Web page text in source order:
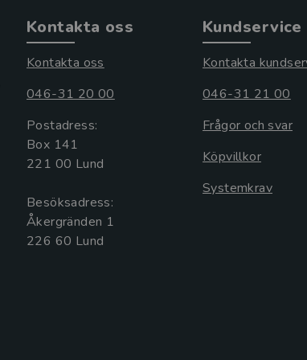
Kontakta oss
Kontakta oss
046-31 20 00
Postadress:
Box 141
221 00 Lund
Besöksadress:
Åkergränden 1
Kundservice
Kontakta
046-31 21 00
Frågor och svar
Köpvillkor
Systemkrav